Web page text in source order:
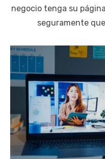
negocio tenga su
seguramente